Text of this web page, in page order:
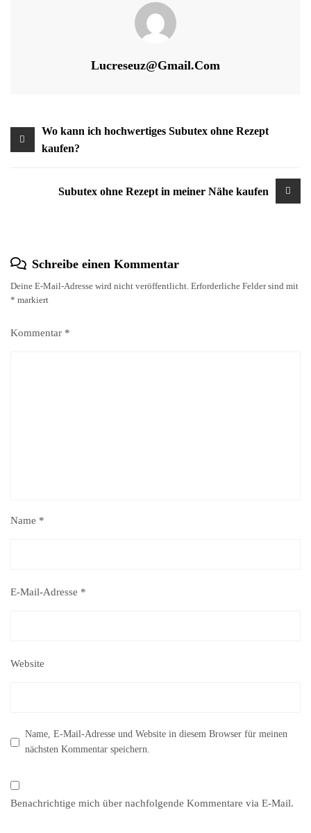
Lucreseuz@gmail.com
Beitragsnavigation
Wo kann ich hochwertiges Subutex ohne Rezept
kaufen?
Subutex ohne Rezept in meiner Nähe kaufen
Schreibe einen Kommentar
Deine E-Mail-Adresse wird nicht veröffentlicht. Erforderliche Felder sind mit
* markiert
Kommentar *
Name *
E-Mail-Adresse *
Website
Name, E-Mail-Adresse und Website in diesem Browser für meinen
nächsten Kommentar speichern.
Benachrichtige mich über nachfolgende Kommentare via E-Mail.